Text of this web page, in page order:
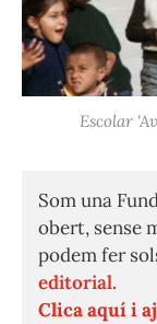
Escolar
Som una
obert, sense
podem fer
editorial.
Clica aquí i